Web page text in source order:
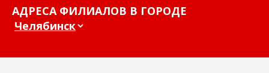
АДРЕСА ФИЛИАЛОВ В ГОРОДЕ